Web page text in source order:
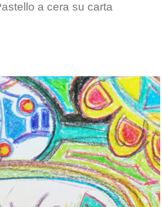
a cera su carta